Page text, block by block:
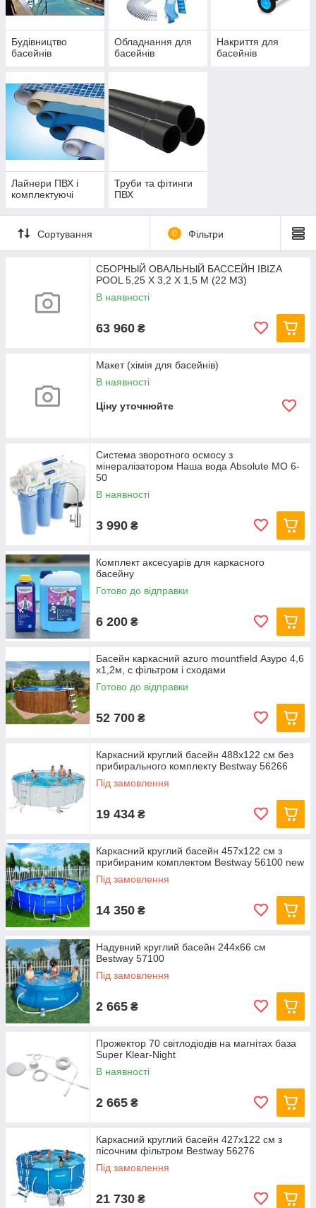
Будівництво
басейнів
Обладнання для
басейнів
Накриття для
басейнів
Лайнери ПВХ і
комплектуючі
Труби та фітинги
ПВХ
Сортування 0 Фільтри
СБОРНЫЙ ОВАЛЬНЫЙ БАССЕЙН IBIZA
POOL 5,25 Х 3,2 Х 1,5 М (22 М3)
В наявності
63 960 ₴
Макет (хімія для басейнів)
В наявності
Ціну уточнюйте
Система зворотного осмосу з
мінералізатором Наша вода Absolute МО 6-
50
В наявності
3 990 ₴
Комплект аксесуарів для каркасного
басейну
Готово до відправки
6 200 ₴
Басейн каркасний azuro mountfield Азуро 4,6
х1,2м, c фільтром і сходами
Готово до відправки
52 700 ₴
Каркасний круглий басейн 488x122 см без
прибирального комплекту Bestway 56266
Під замовлення
19 434 ₴
Каркасний круглий басейн 457x122 см з
прибираним комплектом Bestway 56100 new
Під замовлення
14 350 ₴
Надувний круглий басейн 244х66 см
Bestway 57100
Під замовлення
2 665 ₴
Прожектор 70 світлодіодів на магнітах база
Super Klear-Night
В наявності
2 665 ₴
Каркасний круглий басейн 427x122 см з
пісочним фільтром Bestway 56276
Під замовлення
21 730 ₴